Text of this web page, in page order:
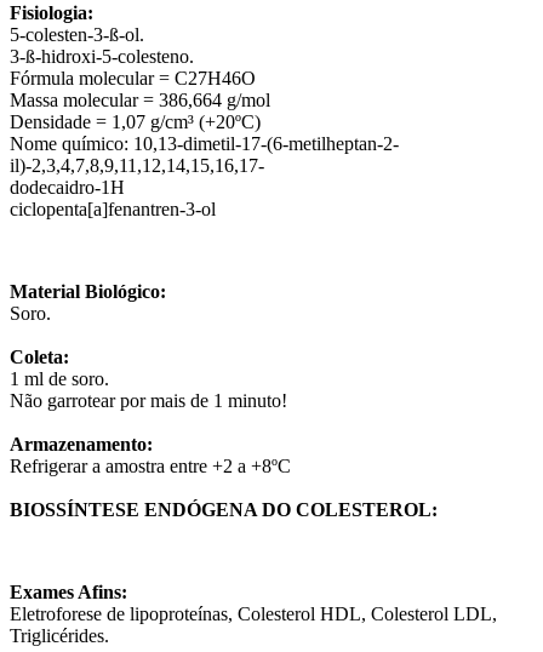
Fisiologia:
5-colesten-3-ß-ol.
3-ß-hidroxi-5-colesteno.
Fórmula molecular = C27H46O
Massa molecular = 386,664 g/mol
Densidade = 1,07 g/cm³ (+20ºC)
Nome químico: 10,13-dimetil-17-(6-metilheptan-2-
il)-2,3,4,7,8,9,11,12,14,15,16,17-
dodecaidro-1H
ciclopenta[a]fenantren-3-ol
Material Biológico:
Soro.
Coleta:
1 ml de soro.
Não garrotear por mais de 1 minuto!
Armazenamento:
Refrigerar a amostra entre +2 a +8ºC
BIOSSÍNTESE ENDÓGENA DO COLESTEROL:
Exames Afins:
Eletroforese de lipoproteínas, Colesterol HDL, Colesterol LDL,
Triglicérides.